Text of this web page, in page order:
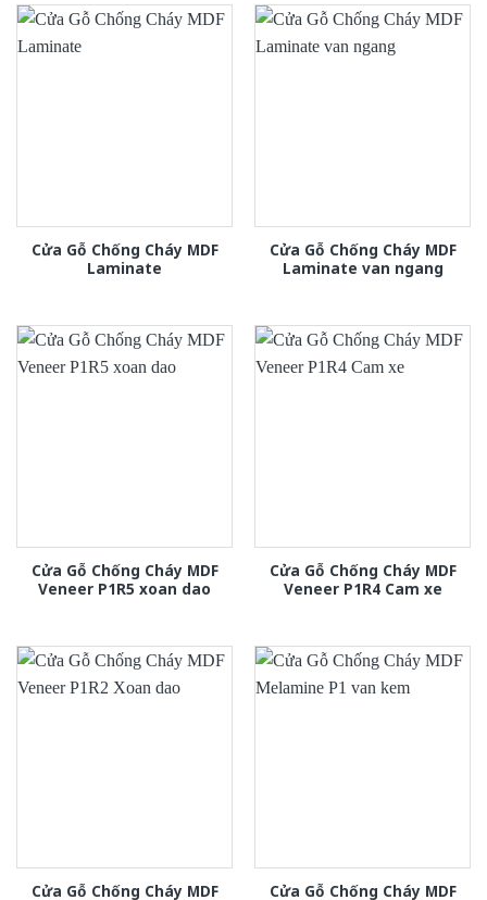
Cửa Gỗ Chống Cháy MDF
Laminate
Cửa Gỗ Chống Cháy MDF
Laminate van ngang
Cửa Gỗ Chống Cháy MDF
Veneer P1R5 xoan dao
Cửa Gỗ Chống Cháy MDF
Veneer P1R4 Cam xe
Cửa Gỗ Chống Cháy MDF
Cửa Gỗ Chống Cháy MDF